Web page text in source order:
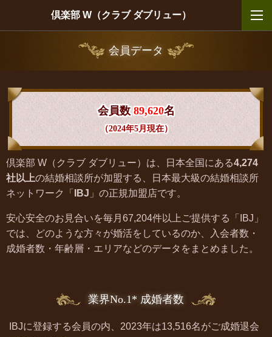
倶楽部 W（クラブ ダブリュー）
会員データ
会員数89,620名
（2024年5月現在）
倶楽部 W（クラブ ダブリュー）は、日本全国にある4,274
社以上の結婚相談所が加盟する、日本最大級の結婚相談所
ネットワーク「
IBJ 」の正規加盟店です。
安心安全のお見合いを毎月67,204件以上ご提供する「IBJ」
では、どのような方々が婚活をしているのか、入会者数・
成婚者数・年齢層・エリアなどのデータをまとめました。
業界No.1* 成婚者数
IBJに登録する会員の内、2023年は13,516名がご成婚退会